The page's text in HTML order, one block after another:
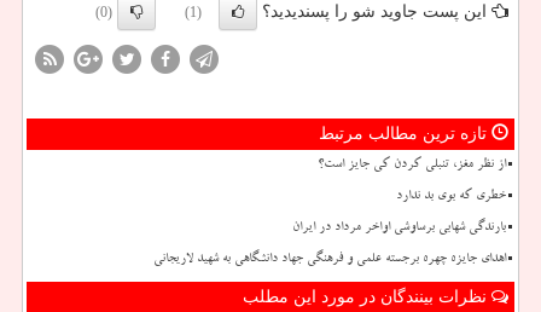
این پست جاوید شو را پسندیدید؟ (1)
(0)
تازه ترین مطالب مرتبط
از نظر مغز، تنبلی کردن کی جایز است؟
خطری که بوی بد ندارد
بارندگی شهابی برساوشی اواخر مرداد در ایران
اهدای جایزه چهره برجسته علمی و فرهنگی جهاد دانشگاهی به شهید لاریجانی
نظرات بینندگان در مورد این مطلب